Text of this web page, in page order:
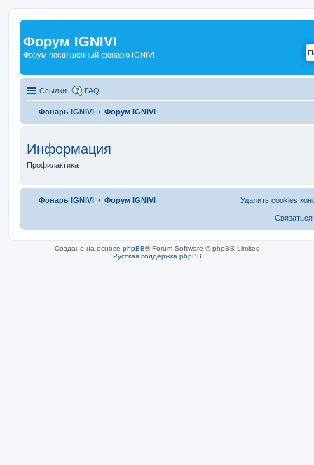
Форум IGNIVI
Форум посвященный фонарю IGNIVI
Ссылки FAQ
Фонарь IGNIVI Форум IGNIVI
Информация
Профилактика
Фонарь IGNIVI Форум IGNIVI Удалить cookies
Создано на основе phpBB® Forum Software © phpBB Limited
Русская поддержка phpBB